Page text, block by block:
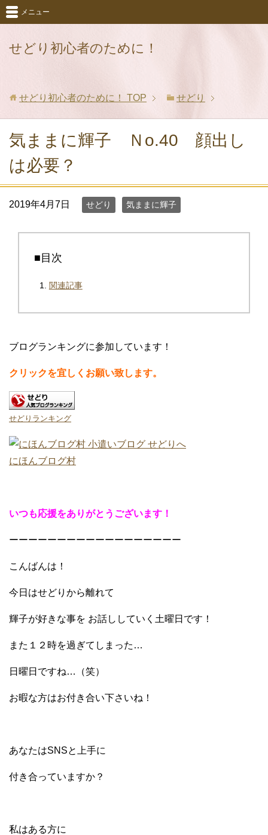
せどり初心者のために！
メニュー
せどり初心者のために！ TOP せどり
気ままに輝子 Ｎo.40 顔出し
は必要？
2019年4月7日 せどり 気ままに輝子
■目次
関連記事
ブログランキングに参加しています！
クリックを宜しくお願い致します。
せどりランキング
にほんブログ村
いつも応援をありがとうございます！
ーーーーーーーーーーーーーーーーーー
こんばんは！
今日はせどりから離れて
輝子が好きな事を お話ししていく土曜日です！
また１２時を過ぎてしまった…
日曜日ですね…（笑）
お暇な方はお付き合い下さいね！
あなたはSNSと上手に
付き合っていますか？
私はある方に